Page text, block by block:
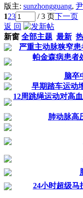
版主: sunzhongguang,
123 / 3 页下一页
返 回
新窗 全部主题 最新
严重主动脉狭窄
帕金森病患者
脑卒
早期踏车运动
12周跳绳运动对高
肺动脉高
24小时超级马